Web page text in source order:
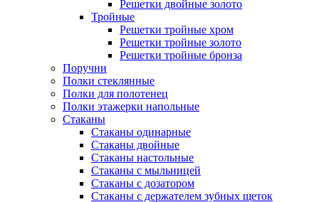
Решетки двойные золото
Тройные
Решетки тройные хром
Решетки тройные золото
Решетки тройные бронза
Поручни
Полки стеклянные
Полки для полотенец
Полки этажерки напольные
Стаканы
Стаканы одинарные
Стаканы двойные
Стаканы настольные
Стаканы с мыльницей
Стаканы с дозатором
Стаканы с держателем зубных щеток